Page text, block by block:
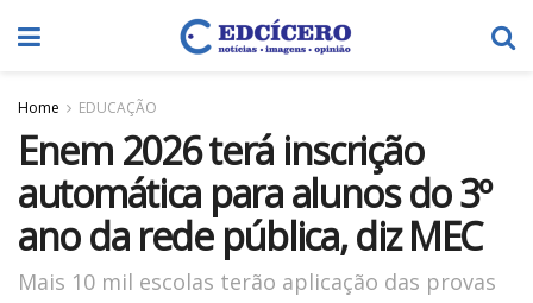
Home EDUCAÇÃO
Enem 2026 terá inscrição
automática para alunos do 3º
ano da rede pública, diz MEC
Mais 10 mil escolas terão aplicação das provas